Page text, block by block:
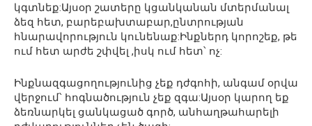
կգտնեք:Այսօր շատերը կցանկանան մտերմանալ
ձեզ հետ, բարեբախտաբար,ընտրության
հնարավորություն կունենաք:Ինքներդ կորոշեք, թե
ում հետ արժե շփվել ,իսկ ում հետ՝ ոչ:
Ինքնազգացողությունից չեք դժգոհի, անգամ օրվա
վերջում՝ հոգնածություն չեք զգա:Այսօր կարող եք
ձեռնարկել ցանկացած գործ, անհաղթահարելի